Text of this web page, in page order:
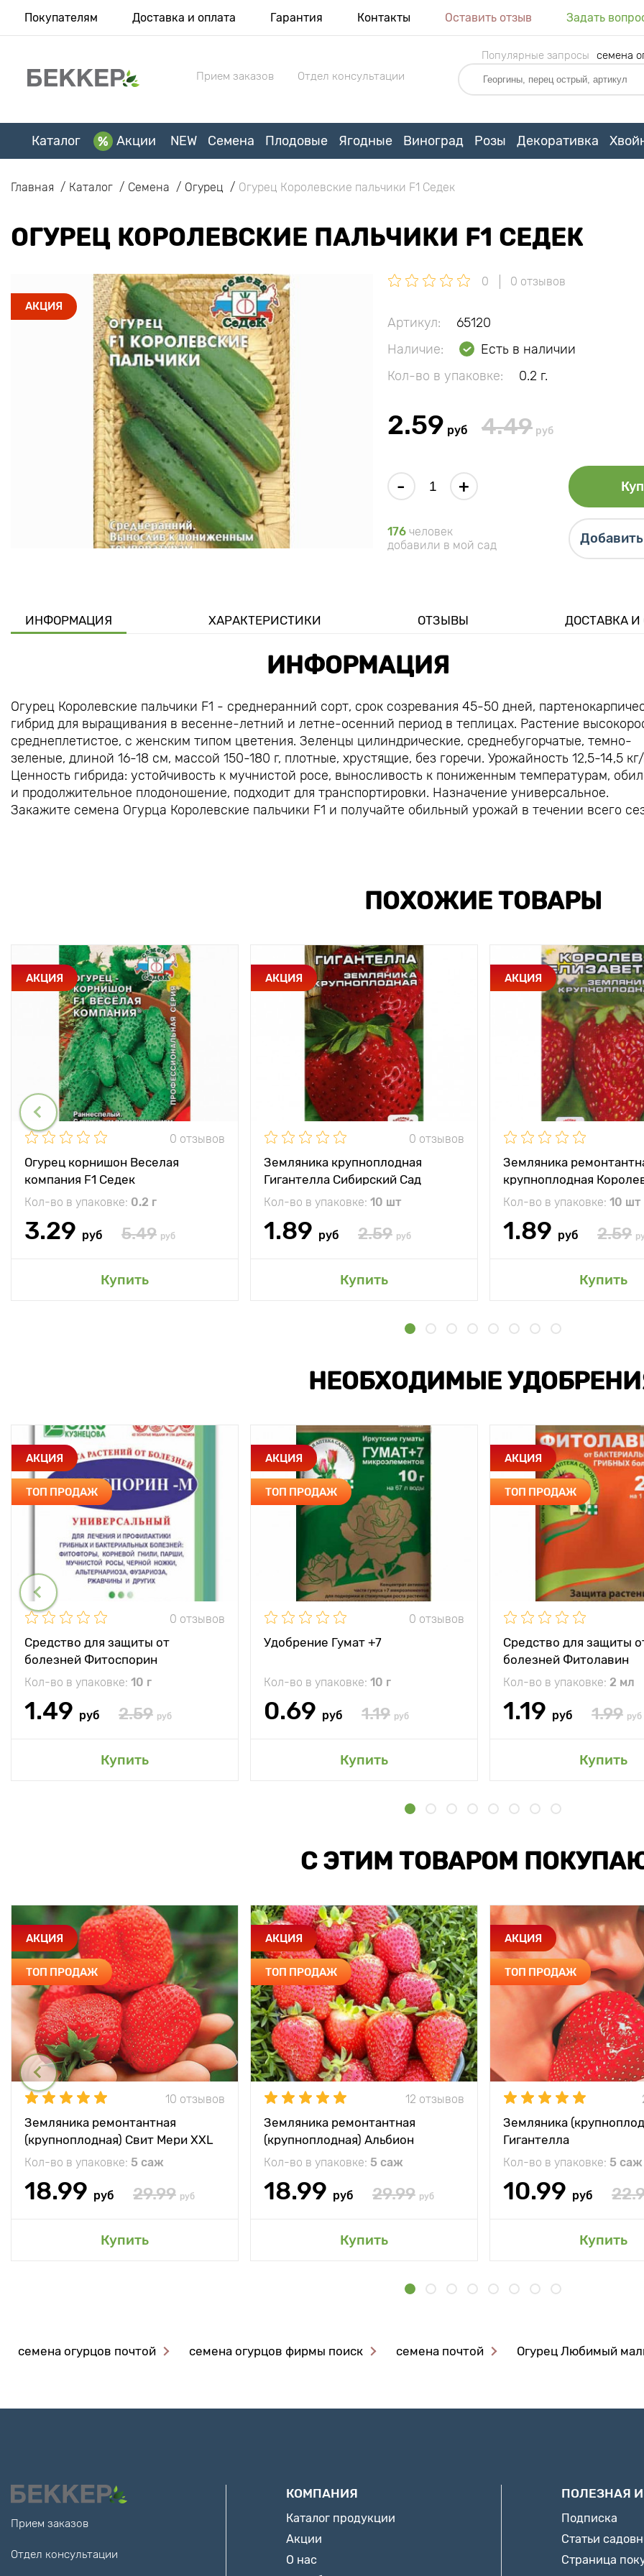
Покупателям Доставка и оплата Гарантия Контакты Оставить отзыв Задать
Прием заказов Отдел консультации
Популярные запросы семена
Каталог Акции NEW Семена Плодовые Ягодные Виноград Розы Декоративка
Главная Каталог Семена Огурец Огурец Королевские пальчики F1 Седек
ОГУРЕЦ КОРОЛЕВСКИЕ ПАЛЬЧИКИ F1 СЕДЕК
АКЦИЯ
0 0 отзывов
Артикул:
65120
Наличие:
Есть в наличии
Кол-во в упаковке:
0.2 г.
2.59 руб 4.49 руб
- +
176 человек
добавили в мой сад
ИНФОРМАЦИЯ ХАРАКТЕРИСТИКИ ОТЗЫВЫ ДОСТАВКА И
ИНФОРМАЦИЯ
Огурец Королевские пальчики F1 - среднеранний сорт, срок созревания 45-50 дней,
гибрид для выращивания в весенне-летний и летне-осенний период в теплицах. Растение
среднеплетистое, с женским типом цветения. Зеленцы цилиндрические, среднебугорчатые, темно-
зеленые, длиной 16-18 см, массой 150-180 г, плотные, хрустящие, без горечи. Урожайность 12,5-14,5
Ценность гибрида: устойчивость к мучнистой росе, выносливость к пониженным температурам,
и продолжительное плодоношение, подходит для транспортировки. Назначение универсальное.
Закажите семена Огурца Королевские пальчики F1 и получайте обильный урожай в течении всего
ПОХОЖИЕ ТОВАРЫ
АКЦИЯ
0 отзывов
Огурец корнишон Веселая
компания F1 Седек
Кол-во в упаковке: 0.2 г
3.29 руб 5.49 руб
Купить
АКЦИЯ
0 отзывов
Земляника крупноплодная
Гигантелла Сибирский Сад
Кол-во в упаковке: 10 шт
1.89 руб 2.59 руб
Купить
АКЦИЯ
Земляника
крупноплодная
Елизавета Сибирский
Кол-во в упаковке: 10 шт
1.89 руб 2.59
Купить
НЕОБХОДИМЫЕ
АКЦИЯ
ТОП ПРОДАЖ
0 отзывов
Средство для защиты от
болезней Фитоспорин
Кол-во в упаковке: 10 г
1.49 руб 2.59 руб
Купить
АКЦИЯ
ТОП ПРОДАЖ
0 отзывов
Удобрение Гумат +7
Кол-во в упаковке: 10 г
0.69 руб 1.19 руб
Купить
АКЦИЯ
ТОП ПРОДАЖ
Средство для защиты
болезней Фитолавин
Кол-во в упаковке: 2 мл
1.19 руб 1.99 руб
Купить
С ЭТИМ ТОВАРОМ
АКЦИЯ
ТОП ПРОДАЖ
10 отзывов
Земляника ремонтантная
(крупноплодная) Свит Мери XXL
Кол-во в упаковке: 5 саж
18.99 руб 29.99 руб
Купить
АКЦИЯ
ТОП ПРОДАЖ
12 отзывов
Земляника ремонтантная
(крупноплодная) Альбион
Кол-во в упаковке: 5 саж
18.99 руб 29.99 руб
Купить
АКЦИЯ
ТОП ПРОДАЖ
Земляника
Гигантелла
Кол-во в упаковке: 5 саж
10.99 руб
Купить
семена огурцов почтой семена огурцов фирмы поиск семена почтой Огурец Любимый
Прием заказов
Отдел консультации
КОМПАНИЯ
Каталог продукции
Акции
О нас
ПОЛЕЗНАЯ
Подписка
Статьи
Страница